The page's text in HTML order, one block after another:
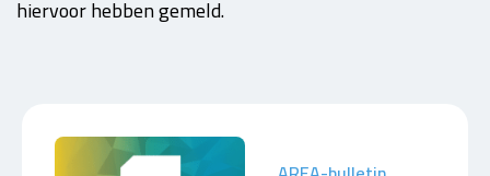
hiervoor hebben gemeld.